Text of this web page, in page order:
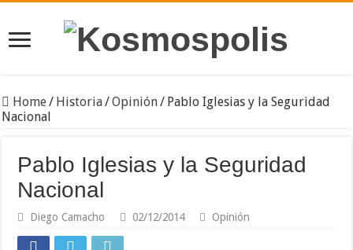
Home/ Historia/Opinión/ Pablo Iglesias y la Seguridad
Nacional
Pablo Iglesias y la Seguridad
Nacional
Diego Camacho 02/12/2014 Opinión